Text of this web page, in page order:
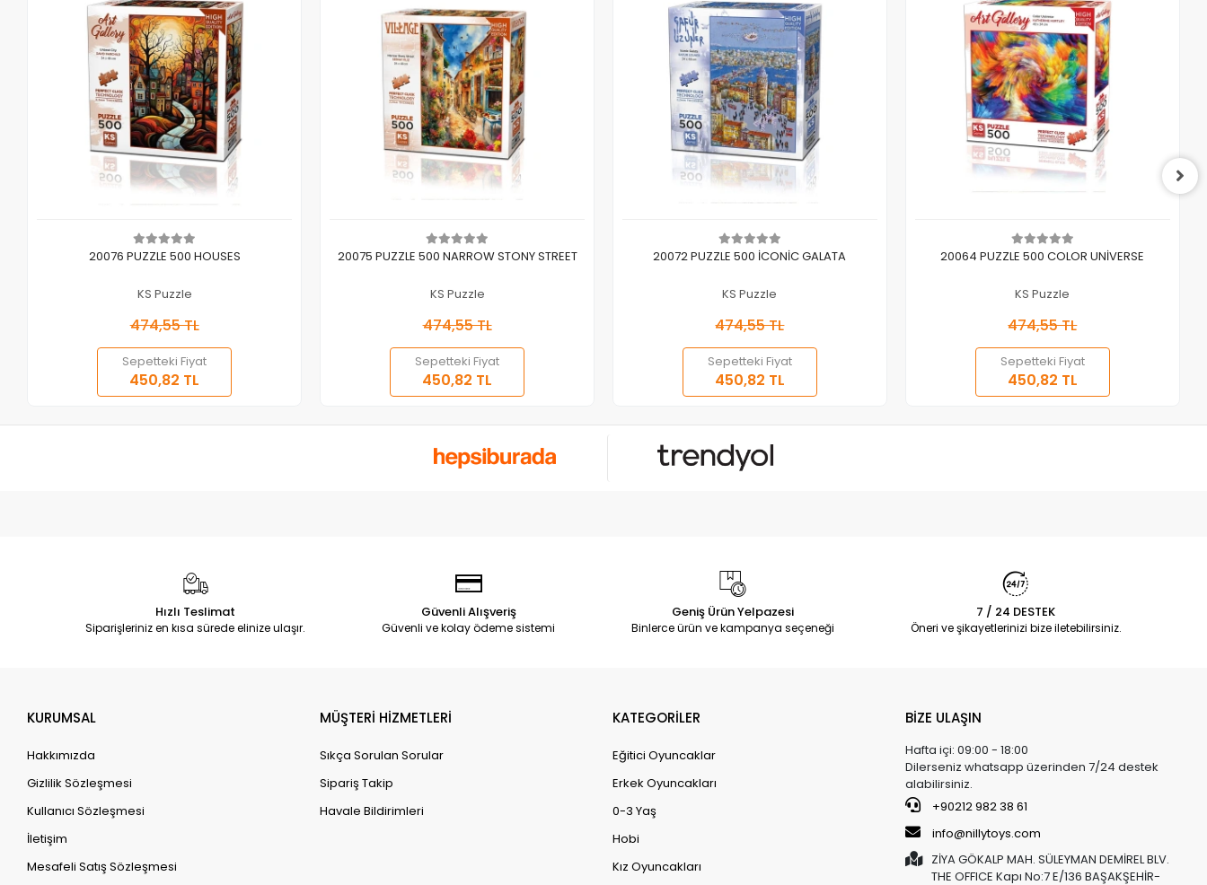
Sepete Ekle
20076 PUZZLE 500 HOUSES
KS Puzzle
474,55 TL
Sepetteki Fiyat
450,82 TL
Sepete Ekle
20075 PUZZLE 500 NARROW STONY STREET
KS Puzzle
474,55 TL
Sepetteki Fiyat
450,82 TL
Sepete Ekle
20072 PUZZLE 500 İCONİC GALATA
KS Puzzle
474,55 TL
Sepetteki Fiyat
450,82 TL
Sepete Ekle
20064 PUZZLE 500 COLOR UNİVERSE
KS Puzzle
474,55 TL
Sepetteki Fiyat
450,82 TL
Hızlı Teslimat
Siparişleriniz en kısa sürede elinize ulaşır.
Güvenli Alışveriş
Güvenli ve kolay ödeme sistemi
Geniş Ürün Yelpazesi
Binlerce ürün ve kampanya seçeneği
7 / 24 DESTEK
Öneri ve şikayetlerinizi bize iletebilirsiniz.
KURUMSAL
Hakkımızda
Gizlilik Sözleşmesi
Kullanıcı Sözleşmesi
İletişim
Mesafeli Satış Sözleşmesi
MÜŞTERİ HİZMETLERİ
Sıkça Sorulan Sorular
Sipariş Takip
Havale Bildirimleri
KATEGORİLER
Eğitici Oyuncaklar
Erkek Oyuncakları
0-3 Yaş
Hobi
Kız Oyuncakları
BİZE ULAŞIN
Hafta içi: 09:00 - 18:00
Dilerseniz whatsapp üzerinden 7/24 destek
alabilirsiniz.
+90212 982 38 61
info@nillytoys.com
ZİYA GÖKALP MAH. SÜLEYMAN DEMİREL BLV.
THE OFFICE Kapı No:7 E/136 BAŞAKŞEHİR-